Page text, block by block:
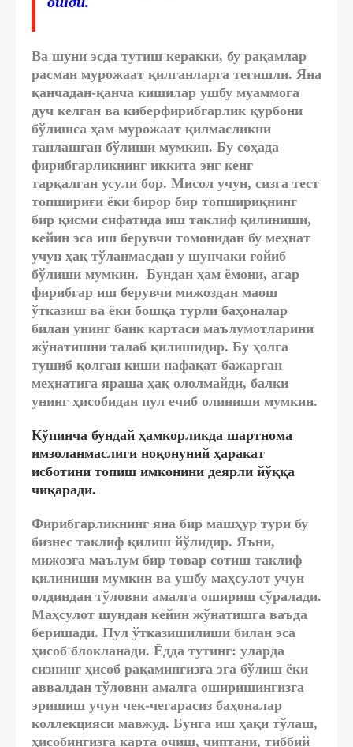
Ва шуни эсда тутиш керакки, бу рақамлар
расман мурожаат қилганларга тегишли. Яна
қанчадан-қанча кишилар ушбу муаммога
дуч келган ва киберфирибгарлик қурбони
бўлишса ҳам мурожаат қилмасликни
танлашган бўлиши мумкин. Бу соҳада
фирибгарликнинг иккита энг кенг
тарқалган усули бор. Мисол учун, сизга тест
топшириғи ёки бирор бир топшириқнинг
бир қисми сифатида иш таклиф қилиниши,
кейин эса иш берувчи томонидан бу меҳнат
учун ҳақ тўланмасдан у шунчаки ғойиб
бўлиши мумкин. Бундан ҳам ёмони, агар
фирибгар иш берувчи мижоздан маош
ўтказиш ва ёки бошқа турли баҳоналар
билан унинг банк картаси маълумотларини
жўнатишни талаб қилишидир. Бу ҳолга
тушиб қолган киши нафақат бажарган
меҳнатига яраша ҳақ ололмайди, балки
унинг ҳисобидан пул ечиб олиниши мумкин.
Кўпинча бундай ҳамкорликда шартнома
имзоланмаслиги ноқонуний ҳаракат
исботини топиш имконини деярли йўққа
чиқаради.
Фирибгарликнинг яна бир машҳур тури бу
бизнес таклиф қилиш йўлидир. Яъни,
мижозга маълум бир товар сотиш таклиф
қилиниши мумкин ва ушбу маҳсулот учун
олдиндан тўловни амалга ошириш сўралади.
Маҳсулот шундан кейин жўнатишга ваъда
беришади. Пул ўтказишилиши билан эса
ҳисоб блокланади. Ёдда тутинг: уларда
сизнинг ҳисоб рақамингизга эга бўлиш ёки
аввалдан тўловни амалга оширишингизга
эришиш учун чек-чегарасиз баҳоналар
коллекцияси мавжуд. Бунга иш ҳақи тўлаш,
ҳисобингизга карта очиш, чиптани, тиббий